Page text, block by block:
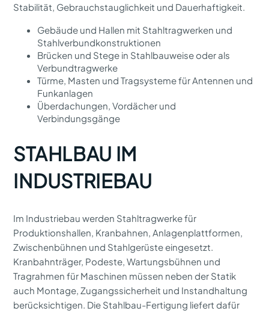
Stabilität, Gebrauchstauglichkeit und Dauerhaftigkeit.
Gebäude und Hallen mit Stahltragwerken und
Stahlverbundkonstruktionen
Brücken und Stege in Stahlbauweise oder als
Verbundtragwerke
Türme, Masten und Tragsysteme für Antennen und
Funkanlagen
Überdachungen, Vordächer und
Verbindungsgänge
STAHLBAU IM
INDUSTRIEBAU
Im Industriebau werden Stahltragwerke für
Produktionshallen, Kranbahnen, Anlagenplattformen,
Zwischenbühnen und Stahlgerüste eingesetzt.
Kranbahnträger, Podeste, Wartungsbühnen und
Tragrahmen für Maschinen müssen neben der Statik
auch Montage, Zugangssicherheit und Instandhaltung
berücksichtigen. Die Stahlbau-Fertigung liefert dafür